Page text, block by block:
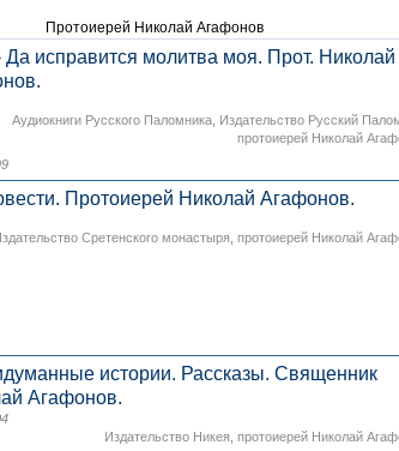
Протоиерей Николай Агафонов
Да исправится молитва моя. Прот. Николай
Аудиокниги Русского Паломника Издательство Русский
протоиерей Николай
Протоиерей Николай Агафонов.
Сретенского монастыря ,протоиерей Николай
истории. Рассказы. Священник
Агафонов.
Издательство Никея ,протоиерей Николай